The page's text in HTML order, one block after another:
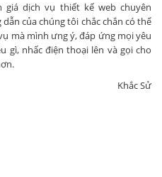
dịch vụ thiết kế web chuyên
của chúng tôi chắc chắn có thể
mà mình ưng ý, đáp ứng mọi yêu
gì, nhấc điện thoại lên và gọi cho
Khắc Sử